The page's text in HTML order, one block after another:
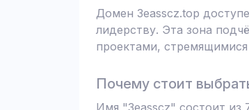
Домен 3easscz.top
лидерству. Эта зона
проектами,
Почему стоит
Имя "3easscz" состоит из